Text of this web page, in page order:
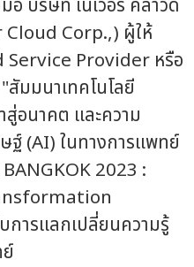
บริษัท เนเวอร์ คลาวด์
Cloud Corp.,) ผู้ให้
Service Provider หรือ
สัมมนาเทคโนโลยี
อนาคต และความ
(AI) ในทางการแพทย์
BANGKOK 2023 :
ารแลกเปลี่ยนความรู้